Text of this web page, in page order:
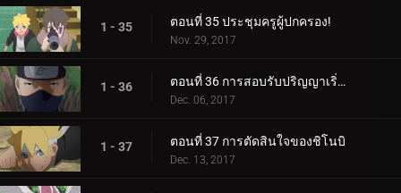
1 - 35 ตอนที่ 35 ประชุมครูผู้ปกครอง!
Nov. 29, 2017
1 - 36 ตอนที่ 36 การสอบรับปริญญาเริ่มต้นขึ้นแล้ว!
Dec. 06, 2017
1 - 37 ตอนที่ 37 การตัดสินใจของชิโนบิ
Dec. 13, 2017